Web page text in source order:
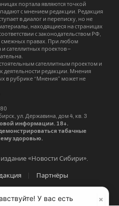
портала являются точкой
с мнением редакции. Редакция
в диалог и переписку, но не
находящиеся на страницах
с законодательством РФ,
смежных правах. При любом
сателлитных проектов –
сателлитным проектом и
деятельности редакции. Мнения
в рубрике “Мнения” может не
ул. Державина, дом 4, кв. 3
информации. 18+.
табачные
здоровью.
«Новости Сибири».
Партнёры
×
У вас есть